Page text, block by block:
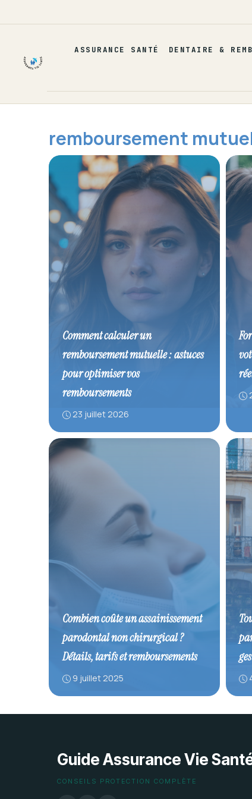
au
ASSURANCE SANTÉ DENTAIRE &
remboursement
Comment calculer un
remboursement mutuelle : astuces
pour optimiser vos
remboursements
23 juillet 2026
Combien coûte un assainissement
parodontal non chirurgical ?
Détails, tarifs et remboursements
9 juillet 2025
Guide Assurance Vie
CONSEILS PROTECTION COMPLÈTE